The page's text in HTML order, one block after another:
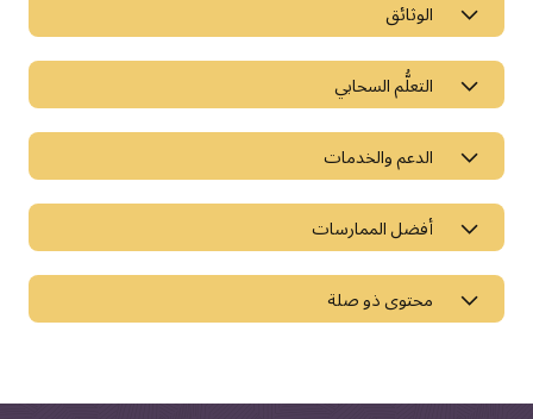
الوثائق
التعلُّم السحابي
الدعم والخدمات
أفضل الممارسات
محتوى ذو صلة
تقارير محللي Oracle CX